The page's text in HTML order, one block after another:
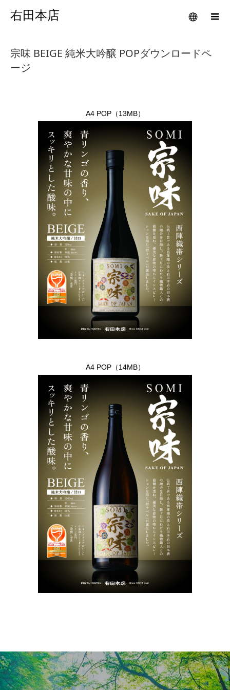
右田本店
宗味 BEIGE 純米大吟醸 POPダウンロードペ
ージ
A4 POP（13MB）
A4 POP（14MB）